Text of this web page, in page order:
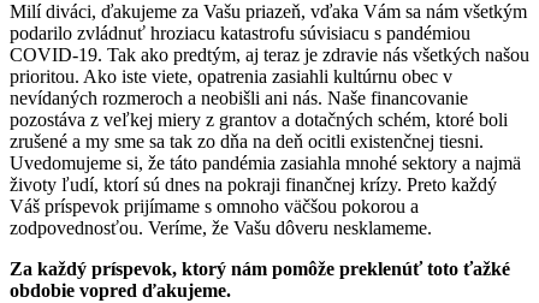
Milí diváci, ďakujeme za Vašu priazeň, vďaka Vám sa nám všetkým
podarilo zvládnuť hroziacu katastrofu súvisiacu s pandémiou
COVID-19. Tak ako predtým, aj teraz je zdravie nás všetkých našou
prioritou. Ako iste viete, opatrenia zasiahli kultúrnu obec v
nevídaných rozmeroch a neobišli ani nás. Naše financovanie
pozostáva z veľkej miery z grantov a dotačných schém, ktoré boli
zrušené a my sme sa tak zo dňa na deň ocitli existenčnej tiesni.
Uvedomujeme si, že táto pandémia zasiahla mnohé sektory a najmä
životy ľudí, ktorí sú dnes na pokraji finančnej krízy. Preto každý
Váš príspevok prijímame s omnoho väčšou pokorou a
zodpovednosťou. Veríme, že Vašu dôveru nesklameme.
Za každý príspevok, ktorý nám pomôže preklenúť toto ťažké
obdobie vopred ďakujeme.